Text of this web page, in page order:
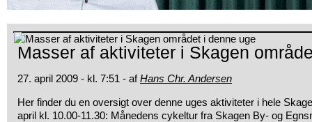
Masser af aktiviteter i Skagen
27. april 2009 - kl. 7:51 - afHans Chr. Andersen
Her finder du en oversigt over denne uges aktiviteter i hele
april kl. 10.00-11.30: Månedens cykeltur fra Skagen By- og